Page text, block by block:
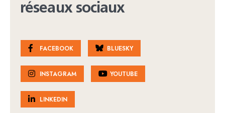
réseaux sociaux
FACEBOOK BLUESKY
INSTAGRAM YOUTUBE
LINKEDIN